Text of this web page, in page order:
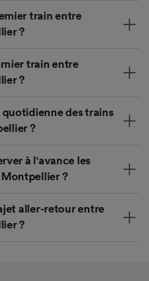
train entre
?
train entre
?
des trains
?
à l'avance les
Montpellier ?
aller-retour entre
?